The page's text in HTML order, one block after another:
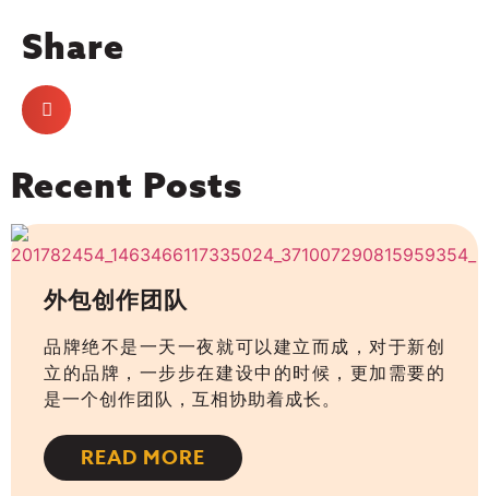
Share
Recent Posts
外包创作团队
品牌绝不是一天一夜就可以建立而成，对于新创
立的品牌，一步步在建设中的时候，更加需要的
是一个创作团队，互相协助着成长。
READ MORE